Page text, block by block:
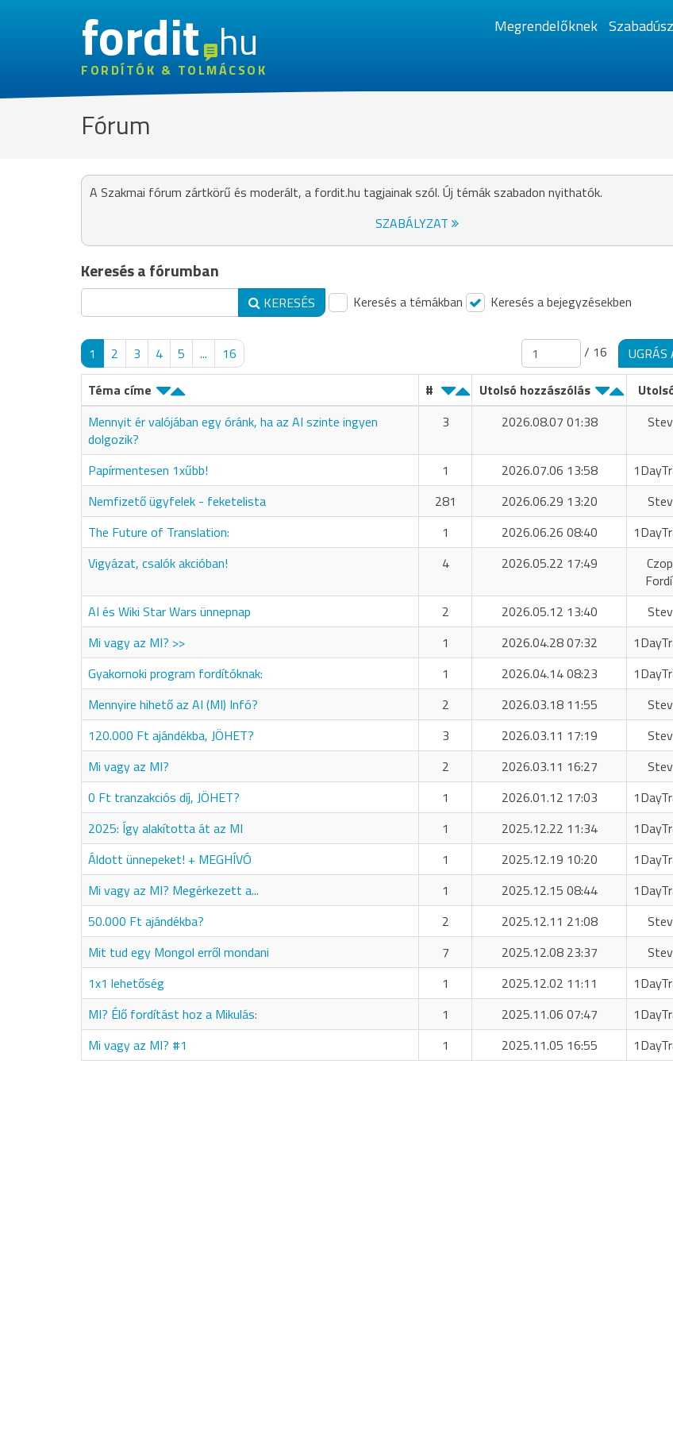
fordithu
FORDÍTÓK & TOLMÁCSOK
Megrendelőknek
Fórum
A Szakmai fórum zártkörű és moderált, a fordit.hu tagjainak szól. Új témák szabadon nyithatók.
SZABÁLYZAT
Keresés a fórumban
KERESÉS Keresés a témákban Keresés a bejegyzésekben
1 2 3 4 5 ... 16 / 16
UGRÁS
Téma címe
# Utolsó hozzászólás
Mennyit ér valójában egy óránk, ha az AI szinte ingyen
dolgozik?
3 2026.08.07 01:38
Papírmentesen 1xűbb! 1 2026.07.06 13:58
Nemfizető ügyfelek - feketelista
281 2026.06.29 13:20
The Future of Translation:
1 2026.06.26 08:40
Vigyázat, csalók akcióban!
4 2026.05.22 17:49
AI és Wiki Star Wars ünnepnap
2 2026.05.12 13:40
Mi vagy az MI? >>
1 2026.04.28 07:32
Gyakornoki program fordítóknak:
1 2026.04.14 08:23
Mennyire hihető az AI (MI) Infó?
2 2026.03.18 11:55
120.000 Ft ajándékba, JÖHET?
3 2026.03.11 17:19
Mi vagy az MI?
2 2026.03.11 16:27
0 Ft tranzakciós díj, JÖHET?
1 2026.01.12 17:03
2025: Így alakította át az MI
1 2025.12.22 11:34
Áldott ünnepeket! + MEGHÍVÓ
1 2025.12.19 10:20
Mi vagy az MI? Megérkezett a...
1 2025.12.15 08:44
50.000 Ft ajándékba?
2 2025.12.11 21:08
Mit tud egy Mongol erről mondani
7 2025.12.08 23:37
1x1 lehetőség
1 2025.12.02 11:11
MI? Élő fordítást hoz a Mikulás:
1 2025.11.06 07:47
Mi vagy az MI? #1
1 2025.11.05 16:55